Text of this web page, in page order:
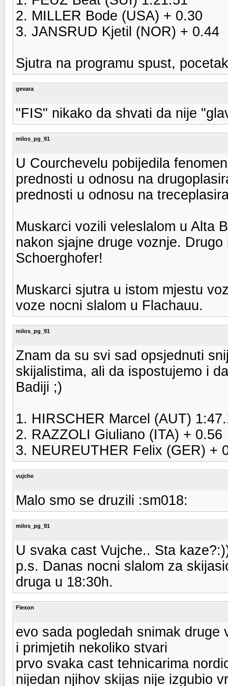
2. MILLER Bode (USA) + 0.30
3. JANSRUD Kjetil (NOR) + 0.44
Sjutra na programu spust,
gevara
"FIS" nikako da shvati da nije
milos_pg_91
U Courchevelu pobijedila
prednosti u odnosu na
prednosti u odnosu na
Muskarci vozili veleslalom u Alta
nakon sjajne druge voznje.
Schoerghofer!
Muskarci sjutra u istom mjestu
voze nocni slalom u Flachauu.
milos_pg_91
Znam da su svi sad opsjednuti
skijalistima, ali da ispostujemo i
Badiji ;)
1. HIRSCHER Marcel (AUT)
2. RAZZOLI Giuliano (ITA) + 0.56
3. NEUREUTHER Felix (GER) +
vujche
Malo smo se druzili :sm018:
milos_pg_91
U svaka cast Vujche.. Sta
p.s. Danas nocni slalom za
druga u 18:30h.
Flexon
evo sada pogledah snimak druge
i primjetih nekoliko stvari
prvo svaka cast tehnicarima
nijedan njihov skijas nije izgubio